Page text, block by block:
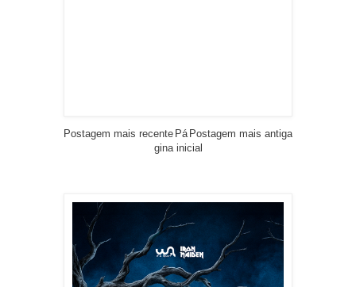
Postagem mais recente Postagem mais antiga
Pá
gina inicial